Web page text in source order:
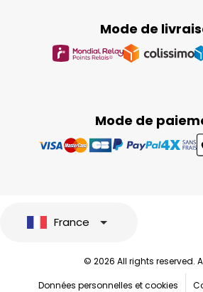
Mode de
Mode de
France
© 2026 All rights reserved.
Données personnelles et cookies